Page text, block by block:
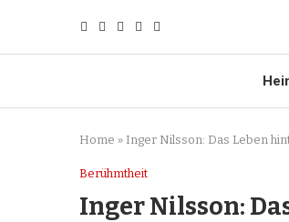
Home » Inger Nilsson: Das Leben
Berühmtheit
Inger Nilsson: